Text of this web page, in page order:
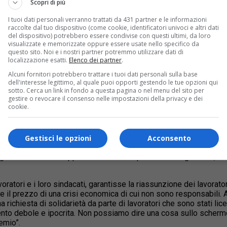
Film Festival che si aprirà il 23 novembre. In una lettera
Film Festival, un premio che sarei stato onorato di
europea e mondiale e Torino ha un’eccellente
questione dell’esternalizzazione dei servizi che vengono
i salari e taglia il personale. E’ una ricetta destinata
alla Cooperativa Rear i servizi di pulizia e sicurezza del
persone sono state licenziate. I lavoratori più malpagati,
districarci tra i dettagli di una disputa che si svolge in un
che appalta i servizi non può chiudere gli occhi,
e i loro sindacati, garantisse la riassunzione dei
il prezzo di una crisi economica di cui non sono
richiesta di solidarietà da parte di lavoratori che sono stati
debole e ipocrita. Non possiamo dire una cosa sullo
Scopri di più
I tuoi dati personali verranno trattati da 431 partner e le informazioni
raccolte dal tuo dispositivo (come cookie, identificatori univoci e altri dati
del dispositivo) potrebbero essere condivise con questi ultimi, da loro
visualizzate e memorizzate oppure essere usate nello specifico da
questo sito. Noi e i nostri partner potremmo utilizzare dati di
localizzazione esatti. Elenco dei partner.
Alcuni fornitori potrebbero trattare i tuoi dati personali sulla base
dell'interesse legittimo, al quale puoi opporti gestendo le tue opzioni qui
sotto. Cerca un link in fondo a questa pagina o nel menu del sito per
gestire o revocare il consenso nelle impostazioni della privacy e dei
cookie.
Acconsento
Gestisci le opzioni